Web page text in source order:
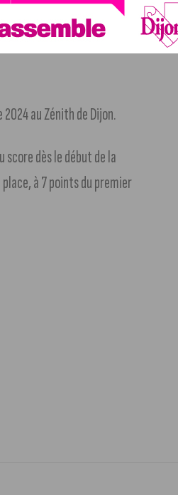
du Bareuzai. En
au Zénith de Dijon.
score dès le début de la
à 7 points du premier